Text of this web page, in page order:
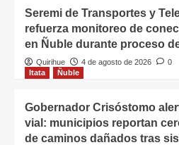
Seremi de Transportes y
refuerza monitoreo de
en Ñuble durante proceso
Quirihue 4 de agosto de 2026
0
Itata
Ñuble
Gobernador Crisóstomo
vial: municipios reportan
de caminos dañados tras